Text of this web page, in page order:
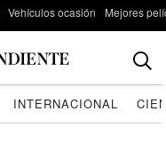
Vehículos ocasión Mejores
INTERNACIONAL